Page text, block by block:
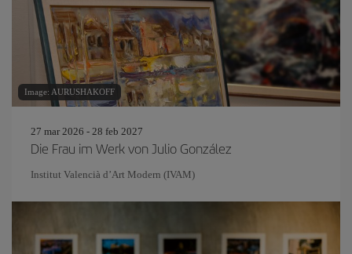
Image: AURUSHAKOFF
27 mar 2026 - 28 feb 2027
Die Frau im Werk von Julio González
Institut Valencià d’Art Modern (IVAM)